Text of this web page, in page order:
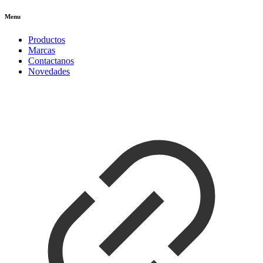
Menu
Productos
Marcas
Contactanos
Novedades